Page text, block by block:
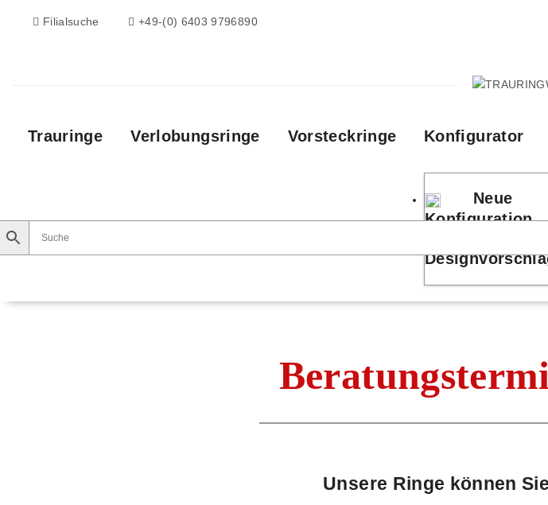
Filialsuche +49-(0) 6403 9796890
Trauringe Verlobungsringe Vorsteckringe Konfigurator
Neue
Konfiguration
Unsere Ringe können